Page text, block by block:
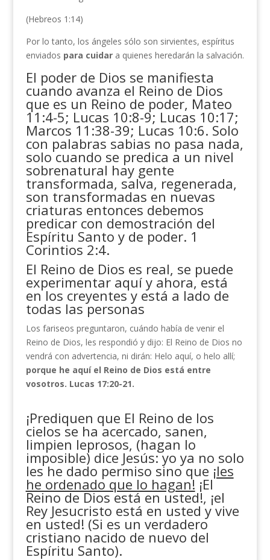
(Hebreos 1:14)
Por lo tanto, los ángeles sólo son sirvientes, espíritus
enviados para cuidara quienes heredarán la salvación.
El poder de Dios se manifiesta
cuando avanza el Reino de Dios
que es un Reino de poder, Mateo
11:4-5; Lucas 10:8-9; Lucas 10:17;
Marcos 11:38-39; Lucas 10:6. Solo
con palabras sabias no pasa nada,
solo cuando se predica a un nivel
sobrenatural hay gente
transformada, salva, regenerada,
son transformadas en nuevas
criaturas entonces debemos
predicar con demostración del
Espíritu Santo y de poder. 1
Corintios 2:4.
El Reino de Dios es real, se puede
experimentar aquí y ahora, está
en los creyentes y está a lado de
todas las personas
Los fariseos preguntaron, cuándo había de venir el
Reino de Dios, les respondió y dijo: El Reino de Dios no
vendrá con advertencia, ni dirán: Helo aquí, o helo allí;
porque he aquí el Reino de Dios está entre
vosotros. Lucas 17:20-21.
¡Prediquen que El Reino de los
cielos se ha acercado, sanen,
limpien leprosos, (hagan lo
imposible) dice Jesús: yo ya no solo
les he dado permiso sino que ¡les
he ordenado que lo hagan! ¡El
Reino de Dios está en usted!, ¡el
Rey Jesucristo está en usted y vive
en usted! (Si es un verdadero
cristiano nacido de nuevo del
Espíritu Santo).